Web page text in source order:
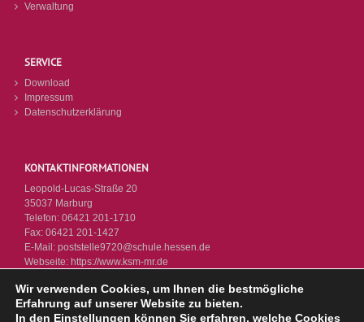
Verwaltung
SERVICE
Download
Impressum
Datenschutzerklärung
KONTAKTINFORMATIONEN
Leopold-Lucas-Straße 20
35037 Marburg
Telefon: 06421 201-1710
Fax: 06421 201-1427
E-Mail: poststelle9720@schule.hessen.de
Webseite: https://www.ksm-mr.de
Wir verwenden Cookies, um Ihnen die bestmögliche
Erfahrung auf unserer Website zu bieten.
In den Einstellungen können Sie erfahren, welche Cookies